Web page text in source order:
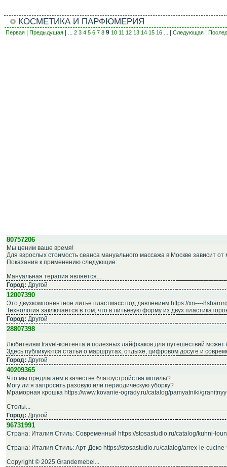
КОСМЕТИКА И ПАРФЮМЕРИЯ
Первая Предыдущая | ... 2 3 4 5 6 7 8 9 10 11 12 13 14 15 16 ... | Следующая
80757206
Мы ценим ваше время!
Для взрослых стоимость сеанса мануального массажа в Москве зависит
Показания к применению следующие:
Мануальная терапия является...
Город: Другой
12007390
Это двухкомпонентное литье пластмасс под давлением https://xn----
Технология заключается в том, что в литьевую форму из двух
Город: Другой
28807398
Любителям travel-контента и полезных лайфхаков для путешествий
Здесь публикуются статьи о маршрутах, отдыхе, цифровом досуге и
Город: Другой
40209365
Что мы предлагаем в качестве благоустройства могилы?
Могу ли я запросить разовую или периодическую уборку?
Мраморная крошка https://www.kovanie-ogrady.ru/catalog/pamyatniki/
Столы...
Город: Другой
96731991
Страна: Италия Стиль: Современный https://stosastudio.ru/catalog/kuhni-
Страна: Италия Стиль: Арт-Деко https://stosastudio.ru/catalog/arrex-le-
Copyright © 2025 Grandemebel...